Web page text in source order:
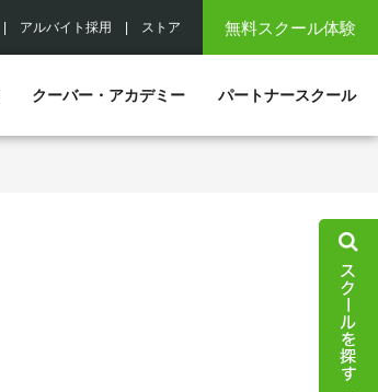
無料スクール体験
アルバイト採用 ストア
クーバー・アカデミー パートナースクール